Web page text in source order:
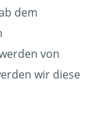
dem
von
wir diese